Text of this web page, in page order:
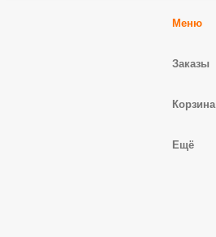
Меню
Заказы
Корзина
Ещё